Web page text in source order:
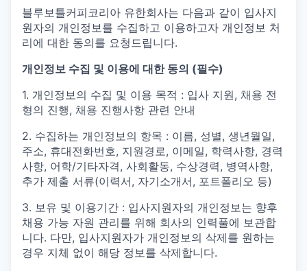
블루보틀커피코리아 유한회사는 다음과 같이 입사지
원자의 개인정보를 수집하고 이용하고자 개인정보 처
리에 대한 동의를 요청드립니다.
개인정보 수집 및 이용에 대한 동의 (필수)
1. 개인정보의 수집 및 이용 목적 : 입사 지원, 채용 전
형의 진행, 채용 진행사항 관련 안내
2. 수집하는 개인정보의 항목 : 이름, 성별, 생년월일,
주소, 휴대전화번호, 지원경로, 이메일, 학력사항, 경력
사항, 어학/기타자격, 사회활동, 수상경력, 병역사항,
추가 제출 서류(이력서, 자기소개서, 포트폴리오 등)
3. 보유 및 이용기간 : 입사지원자의 개인정보는 향후
채용 가능 자원 관리를 위해 회사의 인력풀에 보관합
니다. 다만, 입사지원자가 개인정보의 삭제를 원하는
경우 지체 없이 해당 정보를 삭제합니다.